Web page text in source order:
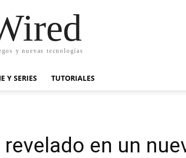
y nuevas tecnologías
Y SERIES TUTORIALES
en un